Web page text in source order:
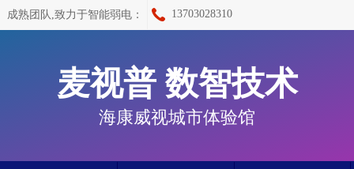
成熟团队,致力于智能弱电： 13703028310
麦视普 数智技术
海康威视城市体验馆